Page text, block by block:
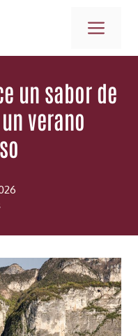
un sabor de
verano